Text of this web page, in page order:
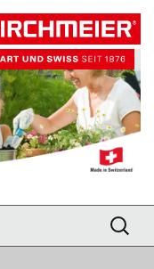
Suche
nach: